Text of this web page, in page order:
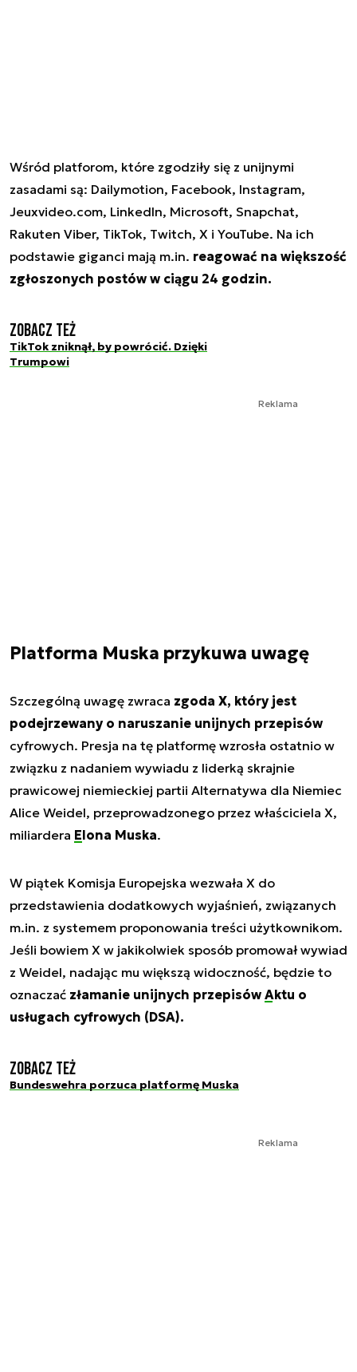
Wśród platforom, które zgodziły się z unijnymi
zasadami są: Dailymotion, Facebook, Instagram,
Jeuxvideo.com, LinkedIn, Microsoft, Snapchat,
Rakuten Viber, TikTok, Twitch, X i YouTube. Na ich
podstawie giganci mają m.in. reagować na większość
zgłoszonych postów w ciągu 24 godzin.
Zobacz też
TikTok zniknął, by powrócić. Dzięki
Trumpowi
Reklama
Platforma Muska przykuwa uwagę
Szczególną uwagę zwraca zgoda X, który jest
podejrzewany o naruszanie unijnych przepisów
cyfrowych. Presja na tę platformę wzrosła ostatnio w
związku z nadaniem wywiadu z liderką skrajnie
prawicowej niemieckiej partii Alternatywa dla Niemiec
Alice Weidel, przeprowadzonego przez właściciela X,
miliardera Elona Muska.
W piątek Komisja Europejska wezwała X do
przedstawienia dodatkowych wyjaśnień, związanych
m.in. z systemem proponowania treści użytkownikom.
Jeśli bowiem X w jakikolwiek sposób promował wywiad
z Weidel, nadając mu większą widoczność, będzie to
oznaczać złamanie unijnych przepisów Aktu o
usługach cyfrowych (DSA).
Zobacz też
Bundeswehra porzuca platformę Muska
Reklama